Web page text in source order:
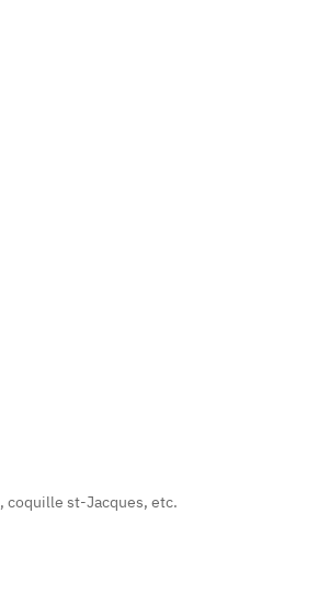
, coquille st-Jacques, etc.